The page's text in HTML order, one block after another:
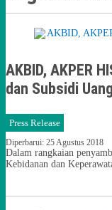
AKBID, AKPER
dan Subsidi
Press Release
Diperbarui: 25 Agustus 2018
Dalam rangkaian
Kebidanan dan